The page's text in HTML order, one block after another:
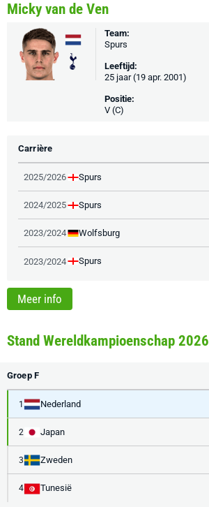
Micky van de Ven
Team:
Spurs
Leeftijd:
25 jaar (19 apr. 2001)
Positie:
V (C)
Carrière
2025/2026 Spurs
2024/2025 Spurs
2023/2024 Wolfsburg
2023/2024 Spurs
Meer info
Stand Wereldkampioenschap 2026
Groep F
1 Nederland
2 Japan
3 Zweden
4 Tunesië